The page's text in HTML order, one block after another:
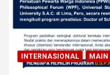
INTERNASIONAL MAIN